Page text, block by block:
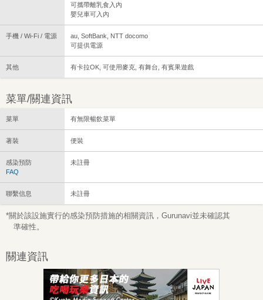
可攜帶離乳食入內
嬰兒車可入內
手機 / Wi-Fi / 電源
au, SoftBank, NTT docomo
可提供電源
其他 有卡拉OK, 可使用麥克, 有舞台, 有賓果遊戲
菜單/關連資訊
菜單 有無限暢飲菜單
著裝 便裝
感染預防
FAQ
未註冊
聯繫信息 未註冊
*關於該設施實行的感染預防措施的相關資訊，Gurunavi並未確認其
準確性。
關連資訊